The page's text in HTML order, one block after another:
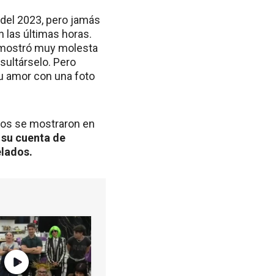
2023, pero jamás
las últimas horas.
muy molesta
Pero
amor con una foto
se mostraron en
cuenta de